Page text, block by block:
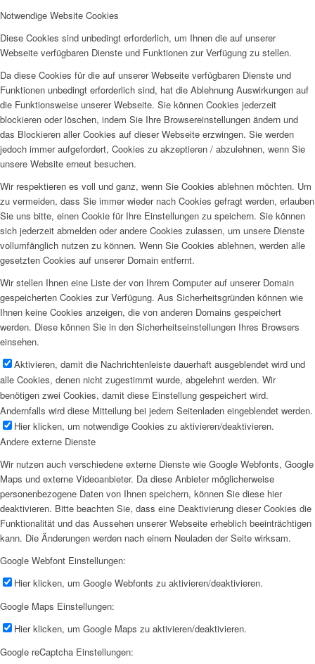
Notwendige Website Cookies
Diese Cookies sind unbedingt erforderlich, um Ihnen die auf unserer
Webseite verfügbaren Dienste und Funktionen zur Verfügung zu stellen.
Da diese Cookies für die auf unserer Webseite verfügbaren Dienste und
Funktionen unbedingt erforderlich sind, hat die Ablehnung Auswirkungen auf
die Funktionsweise unserer Webseite. Sie können Cookies jederzeit
blockieren oder löschen, indem Sie Ihre Browsereinstellungen ändern und
das Blockieren aller Cookies auf dieser Webseite erzwingen. Sie werden
jedoch immer aufgefordert, Cookies zu akzeptieren / abzulehnen, wenn Sie
unsere Website erneut besuchen.
Wir respektieren es voll und ganz, wenn Sie Cookies ablehnen möchten. Um
zu vermeiden, dass Sie immer wieder nach Cookies gefragt werden, erlauben
Sie uns bitte, einen Cookie für Ihre Einstellungen zu speichern. Sie können
sich jederzeit abmelden oder andere Cookies zulassen, um unsere Dienste
vollumfänglich nutzen zu können. Wenn Sie Cookies ablehnen, werden alle
gesetzten Cookies auf unserer Domain entfernt.
Wir stellen Ihnen eine Liste der von Ihrem Computer auf unserer Domain
gespeicherten Cookies zur Verfügung. Aus Sicherheitsgründen können wie
Ihnen keine Cookies anzeigen, die von anderen Domains gespeichert
werden. Diese können Sie in den Sicherheitseinstellungen Ihres Browsers
einsehen.
Aktivieren, damit die Nachrichtenleiste dauerhaft ausgeblendet wird und
alle Cookies, denen nicht zugestimmt wurde, abgelehnt werden. Wir
benötigen zwei Cookies, damit diese Einstellung gespeichert wird.
Andernfalls wird diese Mitteilung bei jedem Seitenladen eingeblendet werden.
Hier klicken, um notwendige Cookies zu aktivieren/deaktivieren.
Andere externe Dienste
Wir nutzen auch verschiedene externe Dienste wie Google Webfonts, Google
Maps und externe Videoanbieter. Da diese Anbieter möglicherweise
personenbezogene Daten von Ihnen speichern, können Sie diese hier
deaktivieren. Bitte beachten Sie, dass eine Deaktivierung dieser Cookies die
Funktionalität und das Aussehen unserer Webseite erheblich beeinträchtigen
kann. Die Änderungen werden nach einem Neuladen der Seite wirksam.
Google Webfont Einstellungen:
Hier klicken, um Google Webfonts zu aktivieren/deaktivieren.
Google Maps Einstellungen:
Hier klicken, um Google Maps zu aktivieren/deaktivieren.
Google reCaptcha Einstellungen: